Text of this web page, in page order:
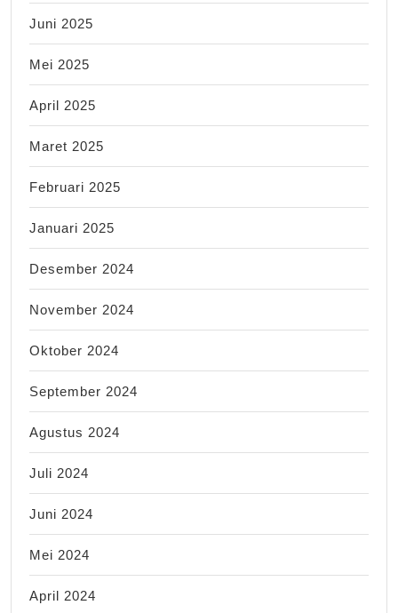
Juni 2025
Mei 2025
April 2025
Maret 2025
Februari 2025
Januari 2025
Desember 2024
November 2024
Oktober 2024
September 2024
Agustus 2024
Juli 2024
Juni 2024
Mei 2024
April 2024